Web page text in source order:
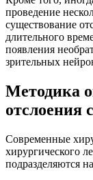
проведение
существование
длительного
появления
зрительных
Методика
отслоения
Современные
хирургического
подразделяются